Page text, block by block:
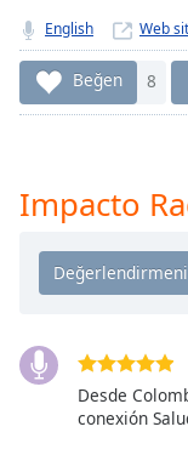
currently
behind
liveLIVE
Remaining
Time-
Playback
Chapters
Descriptions
descriptions
English Web
Beğen 8
Impacto
Desde
conexión